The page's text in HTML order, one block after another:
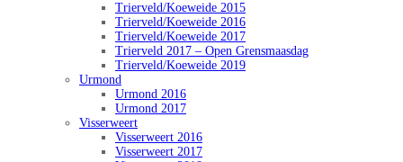
Trierveld/Koeweide 2015
Trierveld/Koeweide 2016
Trierveld/Koeweide 2017
Trierveld 2017 – Open Grensmaasdag
Trierveld/Koeweide 2019
Urmond
Urmond 2016
Urmond 2017
Visserweert
Visserweert 2016
Visserweert 2017